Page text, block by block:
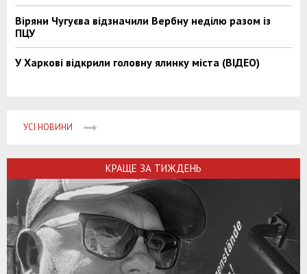
Віряни Чугуєва відзначили Вербну неділю разом із
ПЦУ
У Харкові відкрили головну ялинку міста (ВІДЕО)
УСІ НОВИНИ
КРАЩЕ ЗА ТИЖДЕНЬ